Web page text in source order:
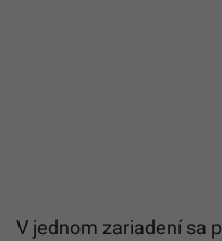
V jednom zariadení sa